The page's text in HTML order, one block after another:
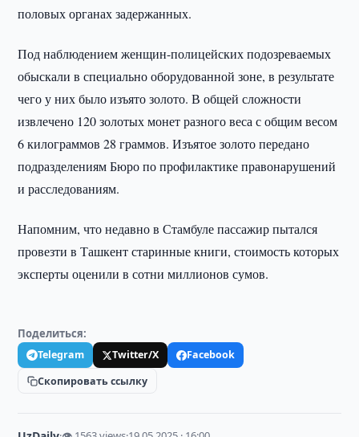
половых органах задержанных.
Под наблюдением женщин-полицейских подозреваемых
обыскали в специально оборудованной зоне, в результате
чего у них было изъято золото. В общей сложности
извлечено 120 золотых монет разного веса с общим весом
6 килограммов 28 граммов. Изъятое золото передано
подразделениям Бюро по профилактике правонарушений
и расследованиям.
Напомним, что недавно в Стамбуле пассажир пытался
провезти в Ташкент старинные книги, стоимость которых
эксперты оценили в сотни миллионов сумов.
Поделиться:
Telegram Twitter/X
Facebook
Скопировать ссылку